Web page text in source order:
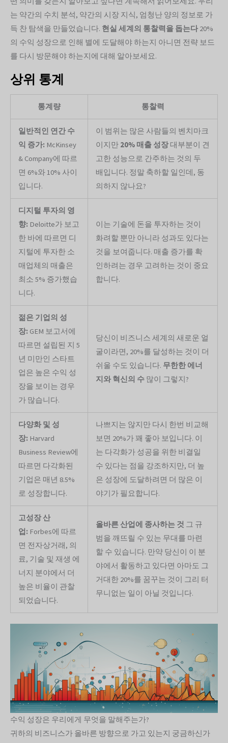
는 약간의 수치 분석, 약간의 시장 지식, 엄청난 양의 정보로 가
득 찬 탐색을 만들었습니다. 현실 세계의 통찰력을 돕는다 20%
의 수익 성장으로 인해 별에 도달해야 하는지 아니면 전략 보드
를 다시 방문해야 하는지에 대해 알아보세요.
상위 통계
통계량 통찰력
일반적인 연간 수
익 증가: McKinsey
& Company에 따르
면 6%와 10% 사이
입니다.
이 범위는 많은 사람들의 벤치마크
이지만 20% 매출 성장대부분이 견
고한 성능으로 간주하는 것의 두
배입니다. 정말 축하할 일인데, 동
의하지 않나요?
디지털 투자의 영
향: Deloitte가 보고
한 바에 따르면 디
지털에 투자한 소
매업체의 매출은
최소 5% 증가했습
니다.
이는 기술에 돈을 투자하는 것이
화려할 뿐만 아니라 성과도 있다는
것을 보여줍니다. 매출 증가를 확
인하려는 경우 고려하는 것이 중요
합니다.
젊은 기업의 성
장: GEM 보고서에
따르면 설립된 지 5
년 미만인 스타트
업은 높은 수익 성
장을 보이는 경우
가 많습니다.
당신이 비즈니스 세계의 새로운 얼
굴이라면, 20%를 달성하는 것이 더
쉬울 수도 있습니다. 무한한 에너
지와 혁신의 수많이 그렇지?
다양화 및 성
장: Harvard
Business Review에
따르면 다각화된
기업은 매년 8.5%
로 성장합니다.
나쁘지는 않지만 다시 한번 비교해
보면 20%가 꽤 좋아 보입니다. 이
는 다각화가 성공을 위한 비결일
수 있다는 점을 강조하지만, 더 높
은 성장에 도달하려면 더 많은 이
야기가 필요합니다.
고성장 산
업: Forbes에 따르
면 전자상거래, 의
료, 기술 및 재생 에
너지 분야에서 더
높은 비율이 관찰
되었습니다.
올바른 산업에 종사하는 것 그 규
범을 깨뜨릴 수 있는 무대를 마련
할 수 있습니다. 만약 당신이 이 분
야에서 활동하고 있다면 아마도 그
거대한 20%를 꿈꾸는 것이 그리 터
무니없는 일이 아닐 것입니다.
수익 성장은 우리에게 무엇을 말해주는가?
귀하의 비즈니스가 올바른 방향으로 가고 있는지 궁금하신가